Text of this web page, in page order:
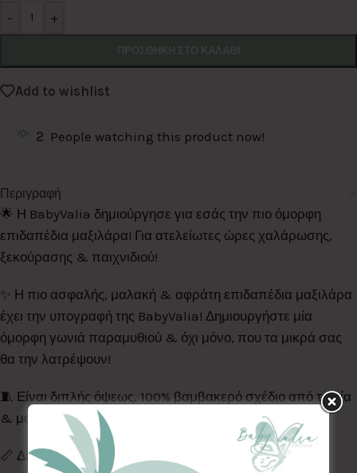
- +
Add to wishlist
2 People watching this product now!
Περιγραφή
🌟 Η BabyValia δημιούργησε για εσάς την πιο όμορφη
επιδαπέδια μαξιλάρα! Για ατελείωτες ώρες χαλάρωσης,
ξεκούρασης & παιχνιδιού!
✨️ Η πιο ασφαλής, μαλακή & αφράτη επιδαπέδια μαξιλάρα
έχει την υπογραφή της BabyValia! Δημιουργήστε μία
όμορφη γωνιά παραμυθιού & όχι μόνο, που τα μικρά σας
θα την λατρέψουν!
🧵 Είναι διπλής όψεως, 100% βαμβακερό σχέδιο από τη μία
& μαλακό βελουτέ minky από την άλλη.
📏 Διαστάση: